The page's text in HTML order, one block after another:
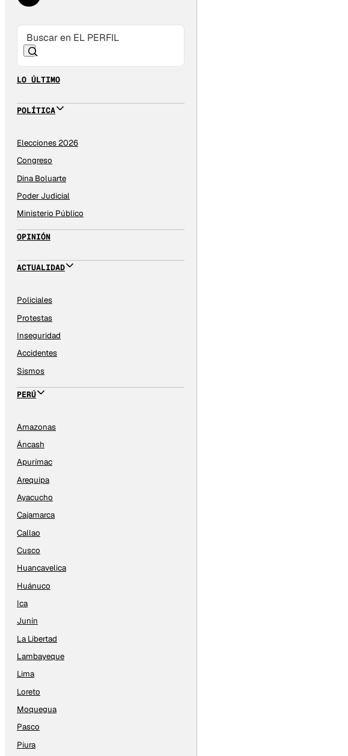
LO ÚLTIMO
POLÍTICA
Elecciones 2026
Congreso
Dina Boluarte
Poder Judicial
Ministerio Público
OPINIÓN
ACTUALIDAD
Policiales
Protestas
Inseguridad
Accidentes
Sismos
PERÚ
Amazonas
Áncash
Apurímac
Arequipa
Ayacucho
Cajamarca
Callao
Cusco
Huancavelica
Huánuco
Ica
Junín
La Libertad
Lambayeque
Lima
Loreto
Moquegua
Pasco
Piura